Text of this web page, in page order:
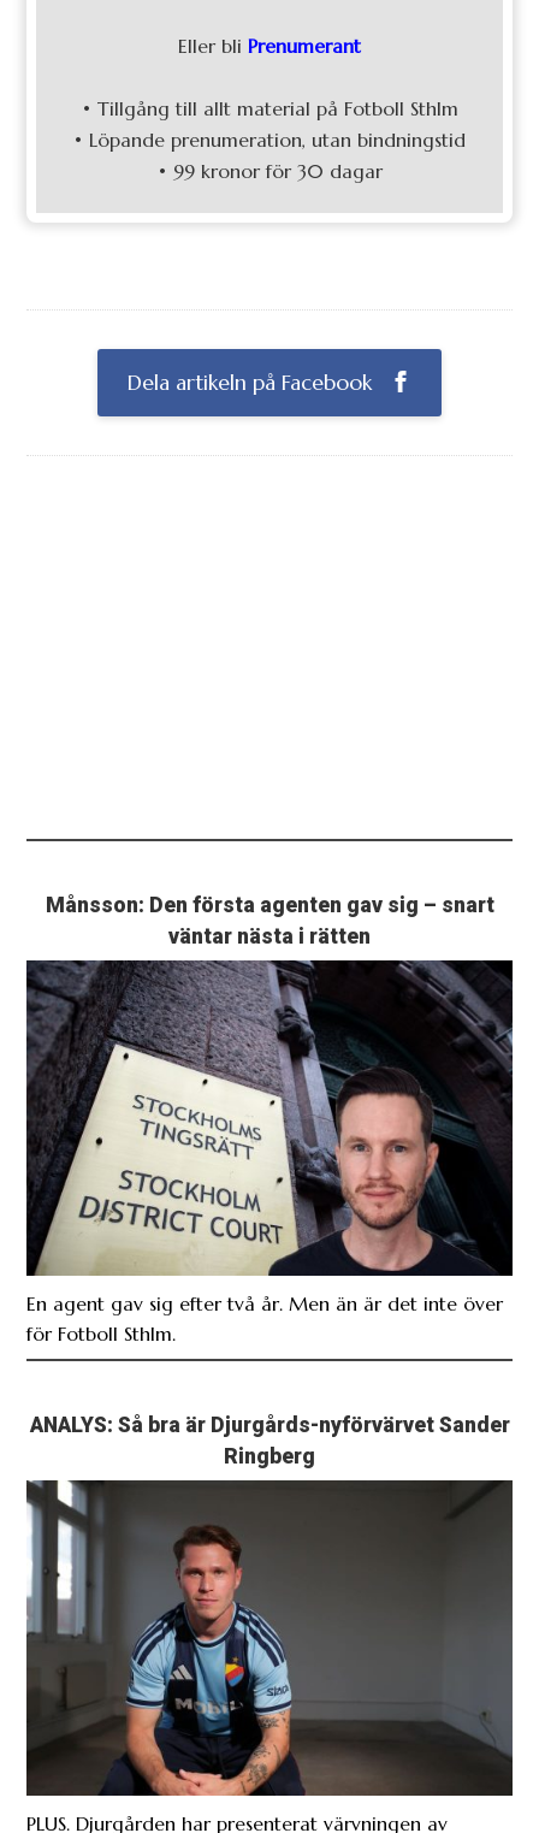
Eller bli Prenumerant
• Tillgång till allt material på Fotboll Sthlm
• Löpande prenumeration, utan bindningstid
• 99 kronor för 30 dagar
Dela artikeln på Facebook
Månsson: Den första agenten gav sig – snart
väntar nästa i rätten
En agent gav sig efter två år. Men än är det inte över
för Fotboll Sthlm.
ANALYS: Så bra är Djurgårds-nyförvärvet Sander
Ringberg
PLUS. Djurgården har presenterat värvningen av